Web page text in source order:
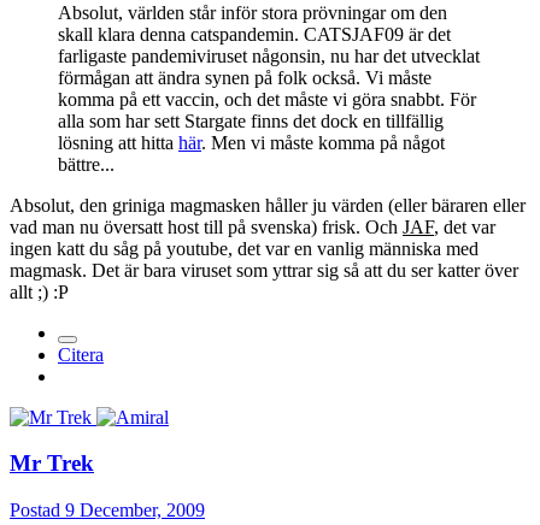
Absolut, världen står inför stora prövningar om den
skall klara denna catspandemin. CATSJAF09 är det
farligaste pandemiviruset någonsin, nu har det utvecklat
förmågan att ändra synen på folk också. Vi måste
komma på ett vaccin, och det måste vi göra snabbt. För
alla som har sett Stargate finns det dock en tillfällig
lösning att hitta här. Men vi måste komma på något
bättre...
Absolut, den griniga magmasken håller ju värden (eller bäraren eller
vad man nu översatt host till på svenska) frisk. Och JAF, det var
ingen katt du såg på youtube, det var en vanlig människa med
magmask. Det är bara viruset som yttrar sig så att du ser katter över
allt ;) :P
Citera
Mr Trek
Postad 9 December, 2009